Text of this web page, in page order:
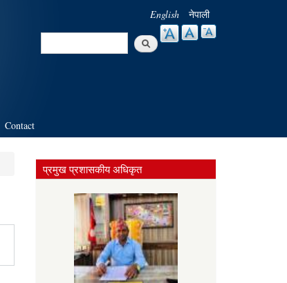
English नेपाली
Search
Contact
प्रमुख प्रशासकीय अधिकृत